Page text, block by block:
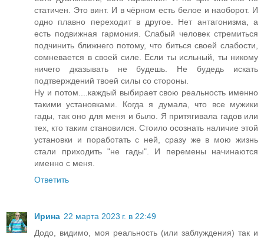
статичен. Это винт. И в чёрном есть белое и наоборот. И
одно плавно переходит в другое. Нет антагонизма, а
есть подвижная гармония. Слабый человек стремиться
подчинить ближнего потому, что биться своей слабости,
сомневается в своей силе. Если ты исльный, ты никому
ничего дказывать не будешь. Не будедь искать
подтверждений твоей силы со стороны.
Ну и потом....каждый выбирает свою реальность именно
такими установками. Когда я думала, что все мужики
гады, так оно для меня и было. Я притягивала гадов или
тех, кто таким становился. Стоило осознать наличие этой
установки и поработать с ней, сразу же в мою жизнь
стали приходить "не гады". И перемены начинаются
именно с меня.
Ответить
Ирина 22 марта 2023 г. в 22:49
Додо, видимо, моя реальность (или заблуждения) так и